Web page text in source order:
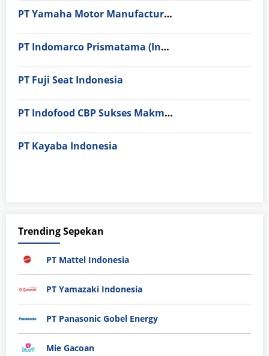
PT Yamaha Motor Manufacturing
PT Indomarco Prismatama (Indomaret Group)
PT Fuji Seat Indonesia
PT Indofood CBP Sukses Makmur Tbk – Packaging Division
PT Kayaba Indonesia
Trending Sepekan
PT Mattel Indonesia
PT Yamazaki Indonesia
PT Panasonic Gobel Energy
Mie Gacoan